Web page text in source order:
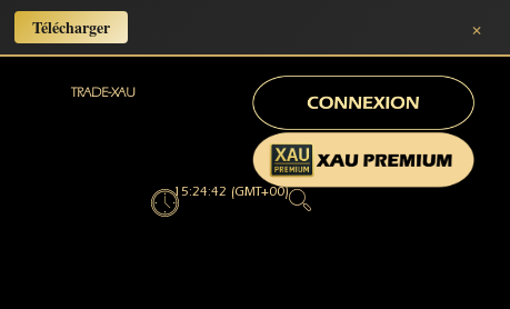
Télécharger ×
TRADE-XAU
15:24:44 (GMT+00)